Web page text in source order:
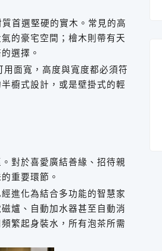
首選堅硬的實木。常見的高
的豪宅空間；檜木則帶有天
選擇。
面寬，高度與寬度都必須符
櫥式設計，或是壁掛式的輕
對於喜愛廣結善緣、招待親
重要環節。
經進化為結合多功能的智慧家
爐、自動加水器甚至自動消
繁起身裝水，所有泡茶所需